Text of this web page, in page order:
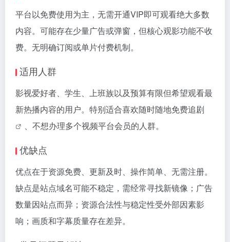
平台以免费使用为主，无需开通VIP即可观看绝大多数
内容。可能存在少量广告或弹窗，但核心观影功能不收
费。无明确订阅或单片付费机制。
适用人群
影视爱好者、学生、上班族以及预算有限但希望观看最
新热播内容的用户。特别适合喜欢随时随地免费追剧
、不想办理多个视频平台会员的人群。
优缺点
优点在于资源免费、更新及时、操作简单、无需注册。
缺点是站点域名可能不稳定，需经常寻找新镜像；广告
数量因站点而异；资源合法性与稳定性受外部因素影
响；画质和字幕质量存在差异。